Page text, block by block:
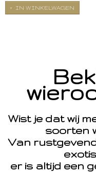
IN WINKELWAGEN
Wist je dat wij
soorten
Van
er is altijd een